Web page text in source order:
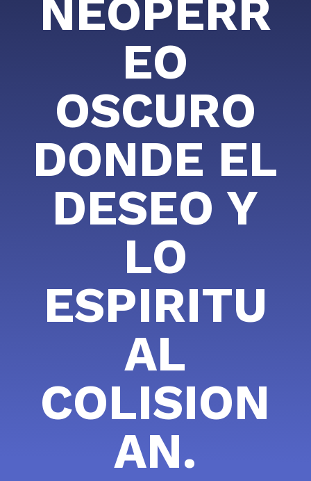
NEOPERR
EO
OSCURO
DONDE EL
DESEO Y
LO
ESPIRITU
AL
COLISION
AN.